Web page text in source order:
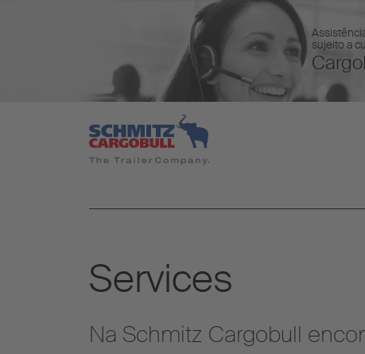
sujeito a
Services
Na Schmitz Cargobull